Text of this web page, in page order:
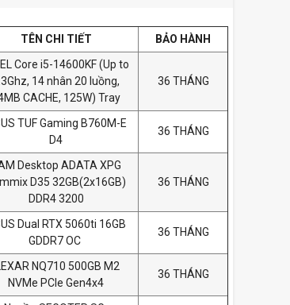
TÊN CHI TIẾT BẢO HÀNH
Core i5-14600KF (Up to
14 nhân 20 luồng,
CACHE, 125W) Tray
36 THÁNG
TUF Gaming B760M-E
D4
36 THÁNG
Desktop ADATA XPG
D35 32GB(2x16GB)
DDR4 3200
36 THÁNG
Dual RTX 5060ti 16GB
GDDR7 OC
36 THÁNG
NQ710 500GB M2
NVMe PCIe Gen4x4
36 THÁNG